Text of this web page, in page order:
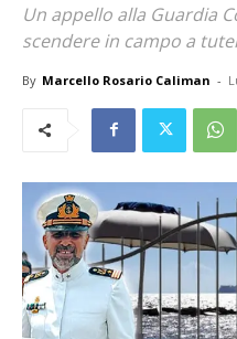
Un appello alla Guardia
scendere in campo a
By Marcello Rosario Caliman -